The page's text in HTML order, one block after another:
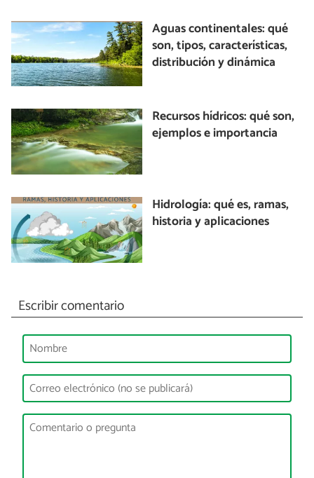
Aguas continentales: qué
son, tipos, características,
distribución y dinámica
Recursos hídricos: qué son,
ejemplos e importancia
Hidrología: qué es, ramas,
historia y aplicaciones
Escribir comentario